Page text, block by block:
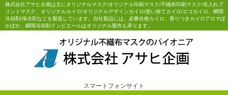
株式会社アサヒ企画は主にオリジナルマスク/オリジナル印刷マスク/不織布印刷マスク/名入れプ
リントマスク、オリジナルカイロ/オリジナルデザインカイロ/使い捨てカイロ/エコカイロ、瞬間
冷却剤/保冷剤などを製造しています。自社製品には、必勝合格カイロ、香りつきカイロアロマぽ
かぽか、瞬間冷却剤ドンピエールはオリジナル製作も承ります。
スマートフォンサイト